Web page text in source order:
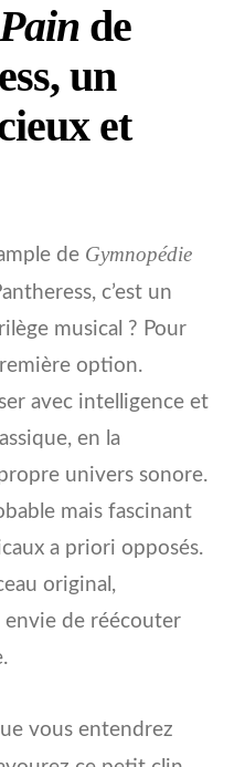
Pain de
un
et
de Gymnopédie
c’est un
musical ? Pour
option.
avec intelligence et
en la
univers sonore.
mais fascinant
a priori opposés.
original,
de réécouter
vous entendrez